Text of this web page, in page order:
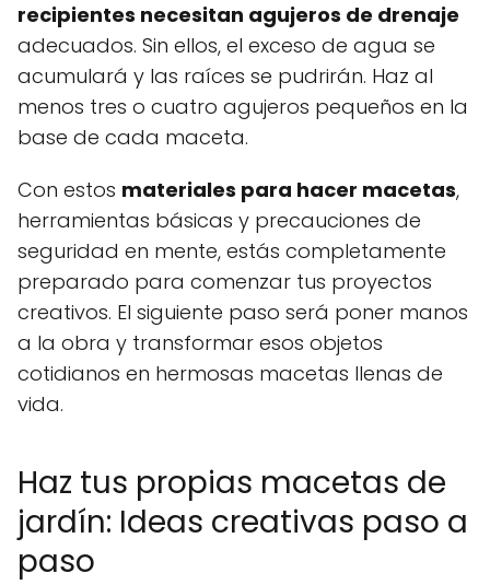
recipientes necesitan agujeros de drenaje
adecuados. Sin ellos, el exceso de agua se
acumulará y las raíces se pudrirán. Haz al
menos tres o cuatro agujeros pequeños en la
base de cada maceta.
Con estos materiales para hacer macetas,
herramientas básicas y precauciones de
seguridad en mente, estás completamente
preparado para comenzar tus proyectos
creativos. El siguiente paso será poner manos
a la obra y transformar esos objetos
cotidianos en hermosas macetas llenas de
vida.
Haz tus propias macetas de
jardín: Ideas creativas paso a
paso